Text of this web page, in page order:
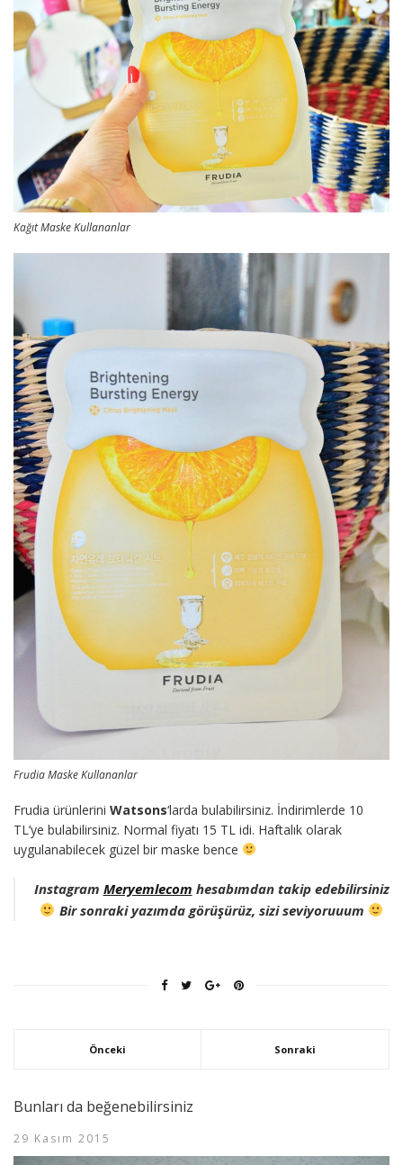
Kağıt Maske Kullananlar
Frudia Maske Kullananlar
Frudia ürünlerini Watsons‘larda bulabilirsiniz. İndirimlerde 10
TL’ye bulabilirsiniz. Normal fiyatı 15 TL idi. Haftalık olarak
uygulanabilecek güzel bir maske bence
Instagram Meryemlecom hesabımdan takip edebilirsiniz
Bir sonraki yazımda görüşürüz, sizi seviyoruuum
Önceki Sonraki
Bunları da beğenebilirsiniz
29 Kasım 2015